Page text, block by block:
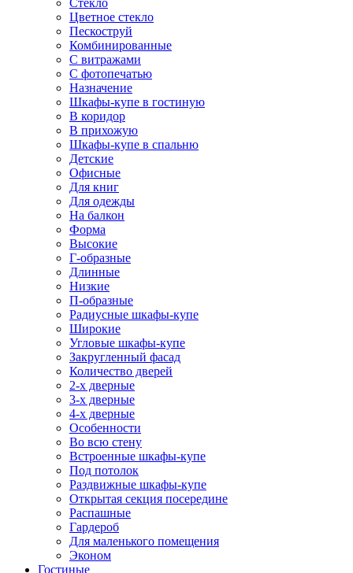
Стекло
Цветное стекло
Пескоструй
Комбинированные
С витражами
С фотопечатью
Назначение
Шкафы-купе в гостиную
В коридор
В прихожую
Шкафы-купе в спальню
Детские
Офисные
Для книг
Для одежды
На балкон
Форма
Высокие
Г-образные
Длинные
Низкие
П-образные
Радиусные шкафы-купе
Широкие
Угловые шкафы-купе
Закругленный фасад
Количество дверей
2-х дверные
3-х дверные
4-х дверные
Особенности
Во всю стену
Встроенные шкафы-купе
Под потолок
Раздвижные шкафы-купе
Открытая секция посередине
Распашные
Гардероб
Для маленького помещения
Эконом
Гостиные